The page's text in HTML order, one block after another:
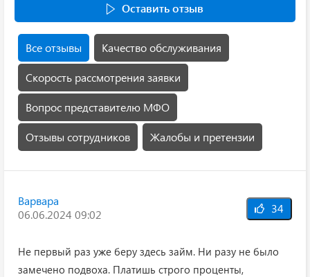
Оставить отзыв
Все отзывы Качество обслуживания
Скорость рассмотрения заявки
Вопрос представителю МФО
Отзывы сотрудников Жалобы и претензии
Варвара
06.06.2024 09:02
34
Не первый раз уже беру здесь займ. Ни разу не было
замечено подвоха. Платишь строго проценты,